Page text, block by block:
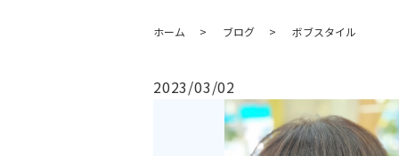
ホーム ブログ ボブスタイル
2023/03/02